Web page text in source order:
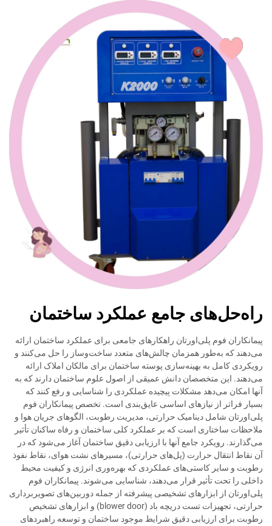
راه‌حل‌های جامع عملکرد ساختمان
پیمانکاران فوم پلی‌اورتان راهکارهای جامعی برای عملکرد ساختمان ارائه
می‌دهند که به‌طور همزمان چالش‌های متعدد ساخت‌وساز را حل می‌کنند و
رویکردی کامل به بهینه‌سازی پوسته ساختمان برای مالکان املاک ارائه
می‌دهند. این متخصصان دانش عمیقی از اصول علوم ساختمان دارند که به
آنها امکان می‌دهد مشکلات پیچیده عملکردی را شناسایی و رفع کنند که
بسیار فراتر از نیازهای اساسی عایق‌بندی است. تخصص پیمانکاران فوم
پلی‌اورتان شامل دینامیک حرارتی، مدیریت رطوبت، الگوهای جریان هوا و
ملاحظات ساختاری است که بر عملکرد کلی ساختمان و رفاه ساکنان تأثیر
می‌گذارند. رویکرد جامع آنها با ارزیابی دقیق ساختمان آغاز می‌شود که در
آن نقاط انتقال حرارت (پل‌های حرارتی)، مسیرهای نشت هوای، نقاط نفوذ
رطوبت و سایر کاستی‌های عملکردی که بهره‌وری انرژی و کیفیت محیط
داخلی را تحت تأثیر قرار می‌دهند، شناسایی می‌شوند. پیمانکاران فوم
پلی‌اورتان از ابزارهای تشخیصی پیشرفته از جمله دوربین‌های تصویربرداری
حرارتی، تجهیزات تست دریچه باد (blower door) و ابزارهای تشخیص
رطوبت برای ارزیابی دقیق شرایط موجود ساختمان و توسعه راهبردهای